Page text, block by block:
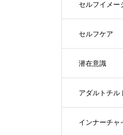
セルフイメー
セルフケア
潜在意識
アダルトチル
インナーチャ